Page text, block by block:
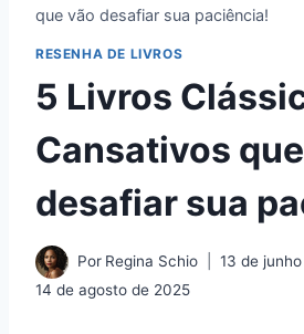
que vão desafiar sua paciência!
RESENHA DE LIVROS
5 Livros
Cansativos
desafiar sua
Por Regina Schio
13 de
14 de agosto de 2025